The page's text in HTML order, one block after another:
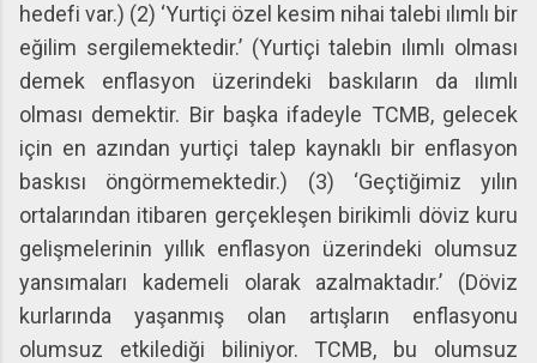
hedefi var.) (2) ‘Yurtiçi özel kesim nihai talebi ılımlı bir
eğilim sergilemektedir.’ (Yurtiçi talebin ılımlı olması
demek enflasyon üzerindeki baskıların da ılımlı
olması demektir. Bir başka ifadeyle TCMB, gelecek
için en azından yurtiçi talep kaynaklı bir enflasyon
baskısı öngörmemektedir.) (3) ‘Geçtiğimiz yılın
ortalarından itibaren gerçekleşen birikimli döviz kuru
gelişmelerinin yıllık enflasyon üzerindeki olumsuz
yansımaları kademeli olarak azalmaktadır.’ (Döviz
kurlarında yaşanmış olan artışların enflasyonu
olumsuz etkilediği biliniyor. TCMB, bu olumsuz